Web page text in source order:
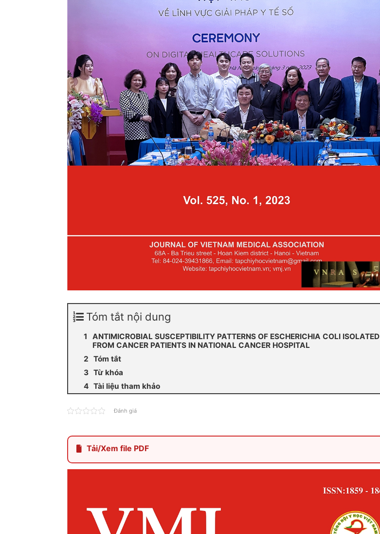
Tóm tắt nội dung
ANTIMICROBIAL SUSCEPTIBILITY PATTERNS OF ESCHERICHIA COLI ISOLATED
FROM CANCER PATIENTS IN NATIONAL CANCER HOSPITAL
Tóm tắt
Từ khóa
Tài liệu tham khảo
Đánh giá
Tải/Xem file PDF